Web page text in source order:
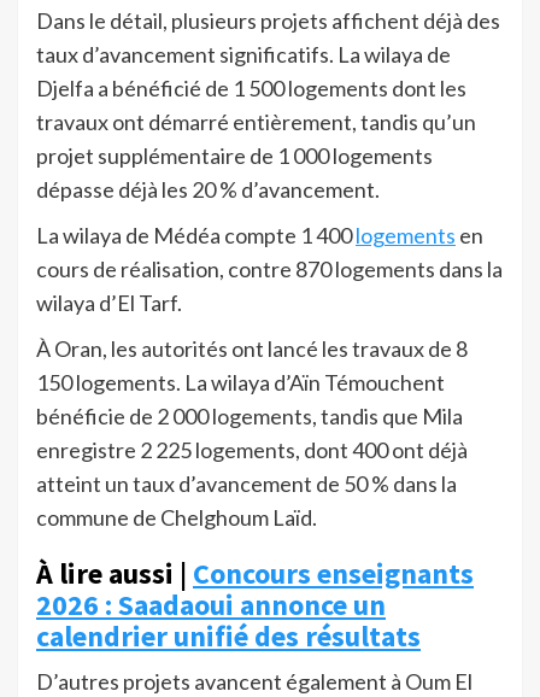
Dans le détail, plusieurs projets affichent déjà des
taux d’avancement significatifs. La wilaya de
Djelfa a bénéficié de 1 500 logements dont les
travaux ont démarré entièrement, tandis qu’un
projet supplémentaire de 1 000 logements
dépasse déjà les 20 % d’avancement.
La wilaya de Médéa compte 1 400logements en
cours de réalisation, contre 870 logements dans la
wilaya d’El Tarf.
À Oran, les autorités ont lancé les travaux de 8
150 logements. La wilaya d’Aïn Témouchent
bénéficie de 2 000 logements, tandis que Mila
enregistre 2 225 logements, dont 400 ont déjà
atteint un taux d’avancement de 50 % dans la
commune de Chelghoum Laïd.
À lire aussi | Concours enseignants
2026 : Saadaoui annonce un
calendrier unifié des résultats
D’autres projets avancent également à Oum El